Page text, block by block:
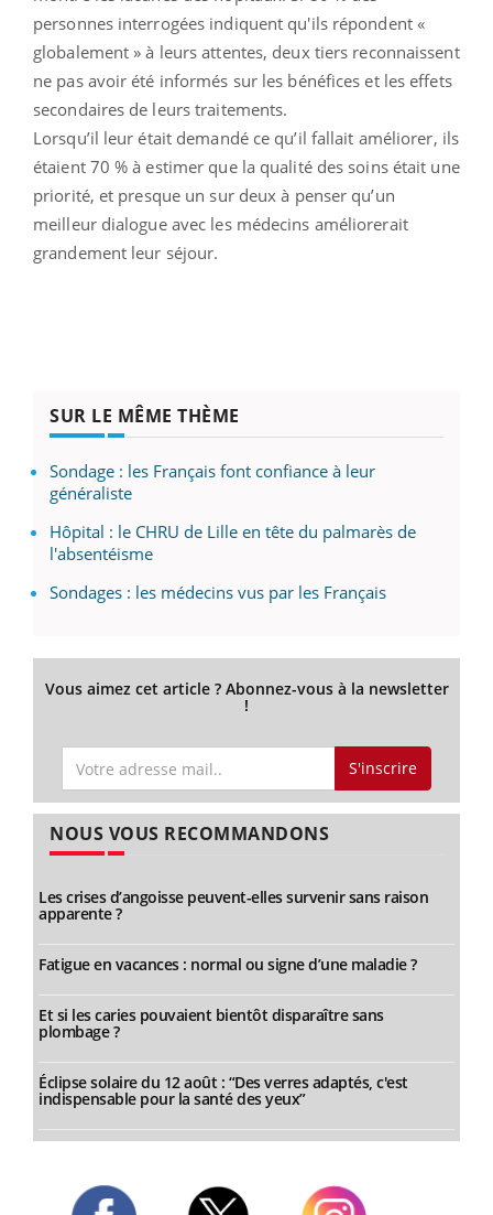
personnes interrogées indiquent qu'ils répondent «
globalement » à leurs attentes, deux tiers reconnaissent
ne pas avoir été informés sur les bénéfices et les effets
secondaires de leurs traitements.
Lorsqu’il leur était demandé ce qu’il fallait améliorer, ils
étaient 70 % à estimer que la qualité des soins était une
priorité, et presque un sur deux à penser qu’un
meilleur dialogue avec les médecins améliorerait
grandement leur séjour.
SUR LE MÊME THÈME
Sondage : les Français font confiance à leur
généraliste
Hôpital : le CHRU de Lille en tête du palmarès de
l'absentéisme
Sondages : les médecins vus par les Français
Vous aimez cet article ? Abonnez-vous à la newsletter
!
S'inscrire
NOUS VOUS RECOMMANDONS
Les crises d’angoisse peuvent-elles survenir sans raison
apparente ?
Fatigue en vacances : normal ou signe d’une maladie ?
Et si les caries pouvaient bientôt disparaître sans
plombage ?
Éclipse solaire du 12 août : “Des verres adaptés, c'est
indispensable pour la santé des yeux”